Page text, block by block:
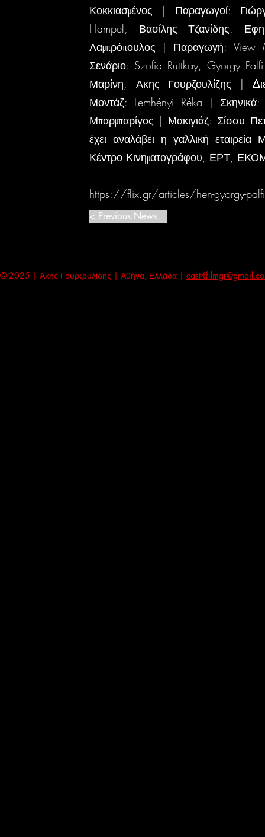
Κοκκιασμένος | Παραγωγοί:
Hampel, Βασίλης Τζανίδης,
Λαμπρόπουλος | Παραγωγή: View
Σενάριο: Szofia Ruttkay, Gyorgy
Μαρίνη, Ακης Γουρζουλίζης |
Μοντάζ: Lemhényi Réka |
Μπαρμπαρίγος | Μακιγιάζ: Σίσσυ
έχει αναλάβει η γαλλική
Κέντρο Κινηματογράφου, ΕΡΤ,
https://flix.gr/articles/hen-gyorgy-palfi-
< Previous News
© 2025 | Άκης Γουρζουλίδης | Αθήνα, Ελλάδα |